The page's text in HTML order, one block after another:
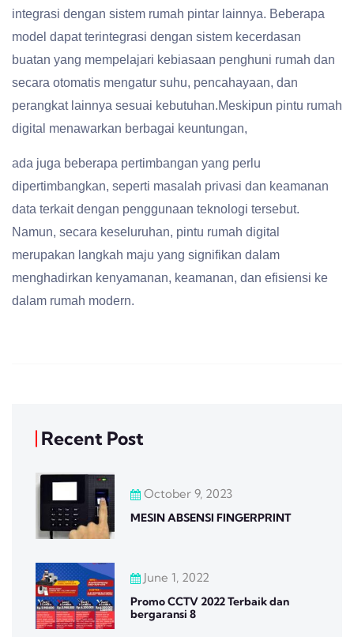
integrasi dengan sistem rumah pintar lainnya. Beberapa
model dapat terintegrasi dengan sistem kecerdasan
buatan yang mempelajari kebiasaan penghuni rumah dan
secara otomatis mengatur suhu, pencahayaan, dan
perangkat lainnya sesuai kebutuhan.Meskipun pintu rumah
digital menawarkan berbagai keuntungan,
ada juga beberapa pertimbangan yang perlu
dipertimbangkan, seperti masalah privasi dan keamanan
data terkait dengan penggunaan teknologi tersebut.
Namun, secara keseluruhan, pintu rumah digital
merupakan langkah maju yang signifikan dalam
menghadirkan kenyamanan, keamanan, dan efisiensi ke
dalam rumah modern.
Recent Post
October 9, 2023
MESIN ABSENSI FINGERPRINT
June 1, 2022
Promo CCTV 2022 Terbaik dan
bergaransi 8